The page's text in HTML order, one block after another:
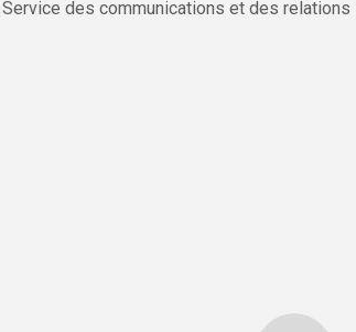
Service des communications et des relations